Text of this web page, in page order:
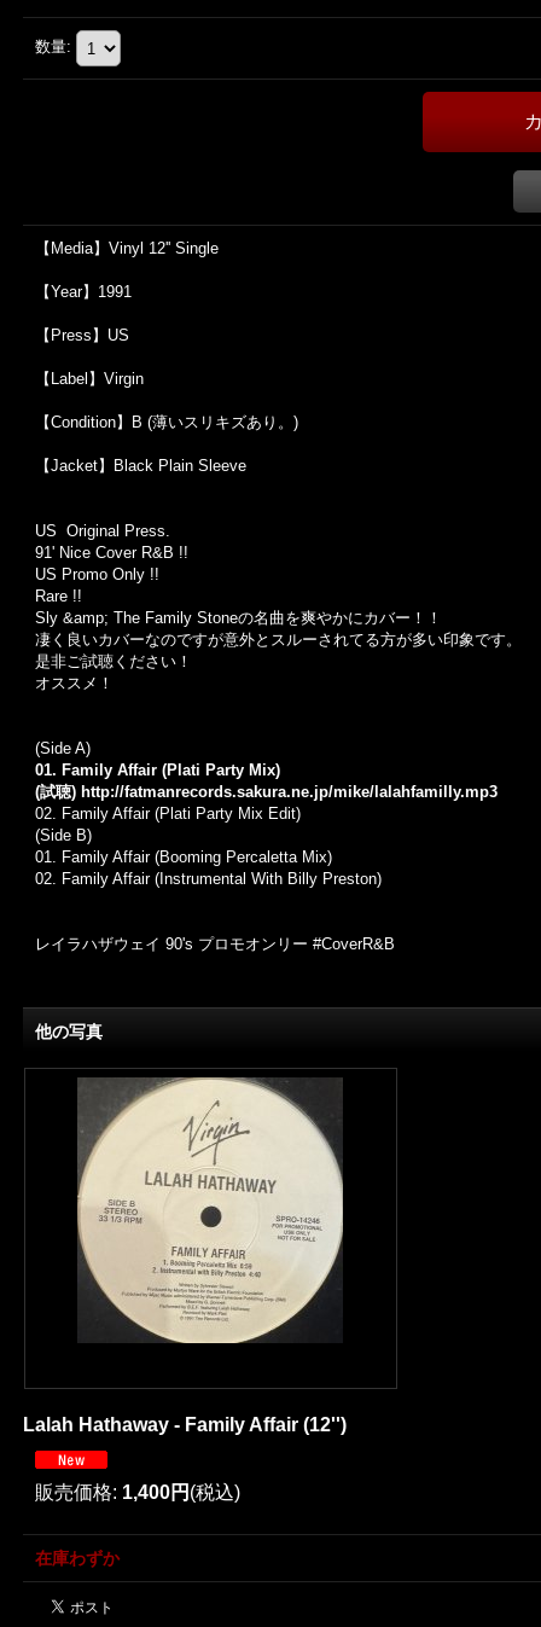
数量:
【Media】Vinyl 12'' Single
【Year】1991
【Press】US
【Label】Virgin
【Condition】B (薄いスリキズあり。)
【Jacket】Black Plain Sleeve
US Original Press.
91' Nice Cover R&B !!
US Promo Only !!
Rare !!
Sly &amp; The Family Stoneの名曲を爽やかにカバー！！
凄く良いカバーなのですが意外とスルーされてる方が多い印象です。
是非ご試聴ください！
オススメ！
(Side A)
01. Family Affair (Plati Party Mix)
(試聴) http://fatmanrecords.sakura.ne.jp/mike/lalahfamilly.mp3
02. Family Affair (Plati Party Mix Edit)
(Side B)
01. Family Affair (Booming Percaletta Mix)
02. Family Affair (Instrumental With Billy Preston)
レイラハザウェイ 90's プロモオンリー #CoverR&B
他の写真
Lalah Hathaway - Family Affair (12'')
販売価格: 1,400円 (税込)
在庫わずか